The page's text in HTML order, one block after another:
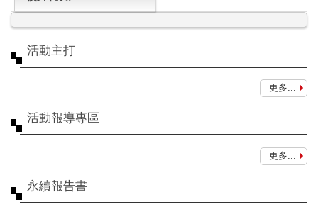
活動主打
更多...
活動報導專區
更多...
永續報告書